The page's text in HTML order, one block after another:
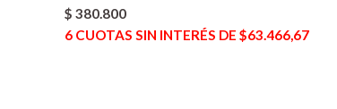
$ 380.800
6 CUOTAS SIN INTERÉS DE $63.466,67